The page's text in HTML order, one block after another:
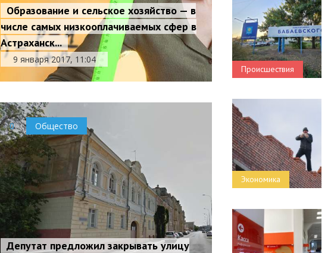
Образование и сельское хозяйство — в
числе самых низкооплачиваемых сфер в
Астраханск...
9 января 2017, 11:04
0 Общество
Депутат предложил закрывать улицу
Происшествия
Экономика